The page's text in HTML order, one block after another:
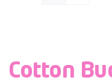
Cotton